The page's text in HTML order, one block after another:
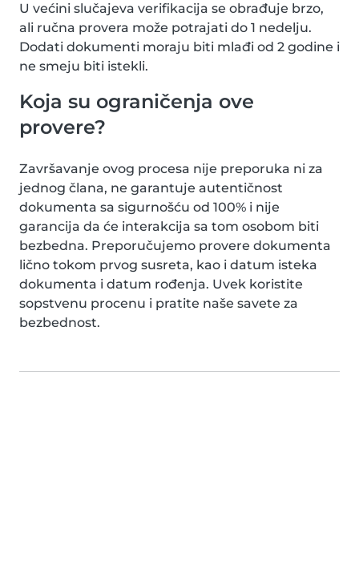
U većini slučajeva verifikacija se obrađuje brzo,
ali ručna provera može potrajati do 1 nedelju.
Dodati dokumenti moraju biti mlađi od 2 godine i
ne smeju biti istekli.
Koja su ograničenja ove
provere?
Završavanje ovog procesa nije preporuka ni za
jednog člana, ne garantuje autentičnost
dokumenta sa sigurnošću od 100% i nije
garancija da će interakcija sa tom osobom biti
bezbedna. Preporučujemo provere dokumenta
lično tokom prvog susreta, kao i datum isteka
dokumenta i datum rođenja. Uvek koristite
sopstvenu procenu i pratite naše savete za
bezbednost.